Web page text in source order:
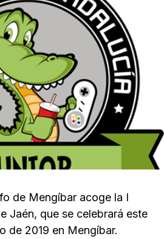
de Mengíbar acoge la I
Jaén, que se celebrará este
de 2019 en Mengíbar.